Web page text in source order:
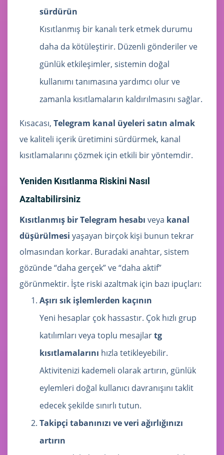
sürdürün
Kısıtlanmış bir kanalı terk etmek durumu
daha da kötüleştirir. Düzenli gönderiler ve
günlük etkileşimler, sistemin doğal
kullanımı tanımasına yardımcı olur ve
zamanla kısıtlamaların kaldırılmasını sağlar.
Kısacası, Telegram kanal üyeleri satın almak
ve kaliteli içerik üretimini sürdürmek, kanal
kısıtlamalarını çözmek için etkili bir yöntemdir.
Yeniden Kısıtlanma Riskini Nasıl
Azaltabilirsiniz
Kısıtlanmış bir Telegram hesabı veya kanal
düşürülmesi yaşayan birçok kişi bunun tekrar
olmasından korkar. Buradaki anahtar, sistem
gözünde “daha gerçek” ve “daha aktif”
görünmektir. İşte riski azaltmak için bazı ipuçları:
Aşırı sık işlemlerden kaçının
Yeni hesaplar çok hassastır. Çok hızlı grup
katılımları veya toplu mesajlartg
kısıtlamalarını hızla tetikleyebilir.
Aktivitenizi kademeli olarak artırın, günlük
eylemleri doğal kullanıcı davranışını taklit
edecek şekilde sınırlı tutun.
Takipçi tabanınızı ve veri ağırlığınızı
artırın